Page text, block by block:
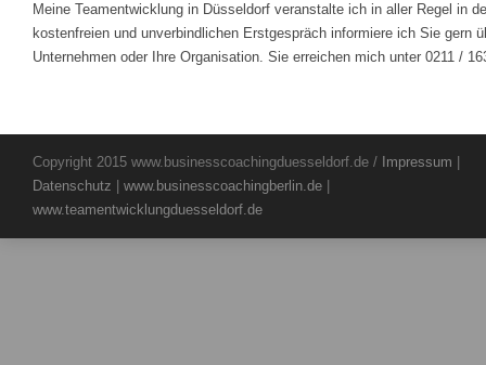
Meine Teamentwicklung in Düsseldorf veranstalte ich in aller Regel in
kostenfreien und unverbindlichen Erstgespräch informiere ich Sie gern
Unternehmen oder Ihre Organisation. Sie erreichen mich unter 0211 /
Copyright 2015 www.businesscoachingduesseldorf.de / Impressum
Datenschutz
www.businesscoachingberlin.de
www.teamentwicklungduesseldorf.de